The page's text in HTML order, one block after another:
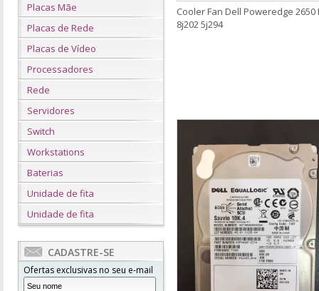
Placas Mãe
Placas de Rede
Placas de Vídeo
Processadores
Rede
Servidores
Switch
Workstations
Baterias
Unidade de fita
Unidade de fita
CADASTRE-SE
Ofertas exclusivas no seu e-mail
Cooler Fan Dell Poweredge 2650
8j202 5j294